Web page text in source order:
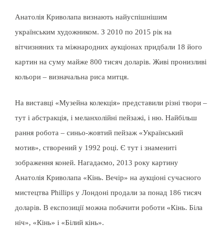
Анатолія Криволапа визнають найуспішнішим
українським художником. З 2010 по 2015 рік на
вітчизняних та міжнародних аукціонах придбали 18 його
картин на суму майже 800 тисяч доларів. Живі пронизливі
кольори – визначальна риса митця.
На виставці «Музейна колекція» представили різні твори –
тут і абстракція, і меланхолійні пейзажі, і ню. Найбільш
рання робота – синьо-жовтий пейзаж «Український
мотив», створений у 1992 році. Є тут і знамениті
зображення коней. Нагадаємо, 2013 року картину
Анатолія Криволапа «Кінь. Вечір» на аукціоні сучасного
мистецтва Phillips у Лондоні продали за понад 186 тисяч
доларів. В експозиції можна побачити роботи «Кінь. Біла
ніч», «Кінь» і «Білий кінь».